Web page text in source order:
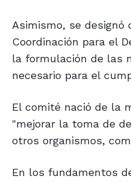
Asimismo, se designó
Coordinación para el
la formulación de las
necesario para el
El comité nació de la
"mejorar la toma de
otros organismos,
En los fundamentos